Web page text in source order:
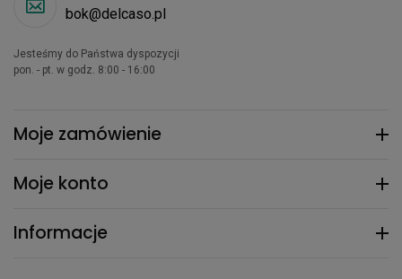
Moje zamówienie
Moje konto
Informacje
bok@delcaso.pl
Jesteśmy do Państwa dyspozycji
pon. - pt. w godz. 8:00 - 16:00